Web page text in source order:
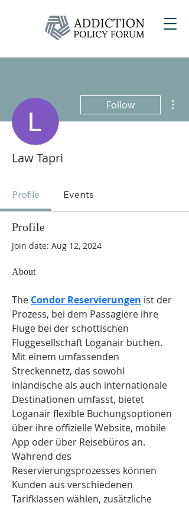
Follow
Law Tapri
Profile Events
Profile
Join date: Aug 12, 2024
About
The Condor Reservierungen ist der
Prozess, bei dem Passagiere ihre
Flüge bei der schottischen
Fluggesellschaft Loganair buchen.
Mit einem umfassenden
Streckennetz, das sowohl
inländische als auch internationale
Destinationen umfasst, bietet
Loganair flexible Buchungsoptionen
über ihre offizielle Website, mobile
App oder über Reisebüros an.
Während des
Reservierungsprozesses können
Kunden aus verschiedenen
Tarifklassen wählen, zusätzliche